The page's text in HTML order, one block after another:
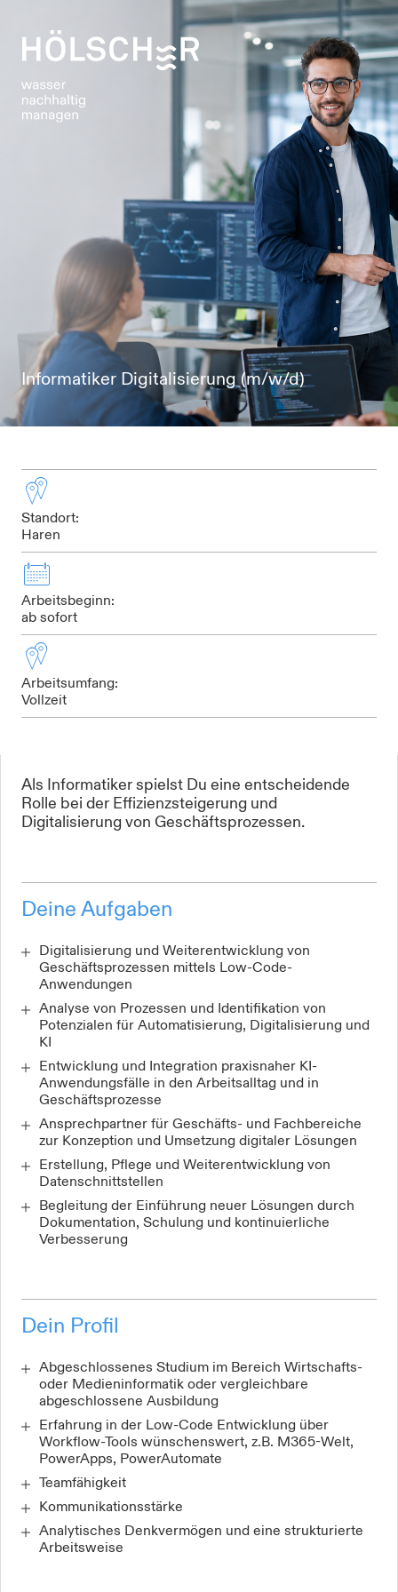
Informatiker Digitalisierung (m/w/d)
Standort:
Haren
Arbeitsbeginn:
ab sofort
Arbeitsumfang:
Vollzeit
Als Informatiker spielst Du eine entscheidende
Rolle bei der Effizienzsteigerung und
Digitalisierung von Geschäftsprozessen.
Deine Aufgaben
Digitalisierung und Weiterentwicklung von
Geschäftsprozessen mittels Low-Code-
Anwendungen
Analyse von Prozessen und Identifikation von
Potenzialen für Automatisierung, Digitalisierung und
KI
Entwicklung und Integration praxisnaher KI-
Anwendungsfälle in den Arbeitsalltag und in
Geschäftsprozesse
Ansprechpartner für Geschäfts- und Fachbereiche
zur Konzeption und Umsetzung digitaler Lösungen
Erstellung, Pflege und Weiterentwicklung von
Datenschnittstellen
Begleitung der Einführung neuer Lösungen durch
Dokumentation, Schulung und kontinuierliche
Verbesserung
Dein Profil
Abgeschlossenes Studium im Bereich Wirtschafts-
oder Medieninformatik oder vergleichbare
abgeschlossene Ausbildung
Erfahrung in der Low-Code Entwicklung über
Workflow-Tools wünschenswert, z.B. M365-Welt,
PowerApps, PowerAutomate
Teamfähigkeit
Kommunikationsstärke
Analytisches Denkvermögen und eine strukturierte
Arbeitsweise